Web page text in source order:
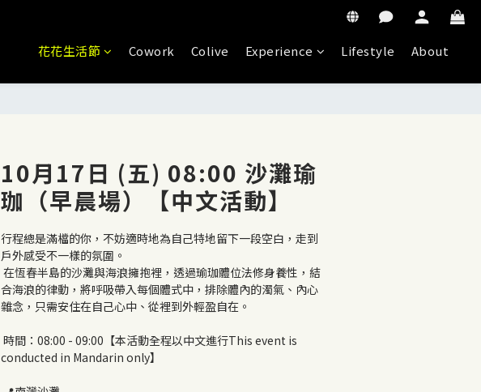
花花生活節 Cowork Colive Experience Lifestyle About
10月17日 (五) 08:00 沙灘瑜
珈（早晨場）【中文活動】
行程總是滿檔的你，不妨適時地為自己特地留下一段空白，走到
戶外感受不一樣的氛圍。
合海浪的律動，將呼吸帶入每個體式中，排除體內的濁氣、內心
雜念，只需安住在自己心中、從裡到外輕盈自在。
conducted in Mandarin only】